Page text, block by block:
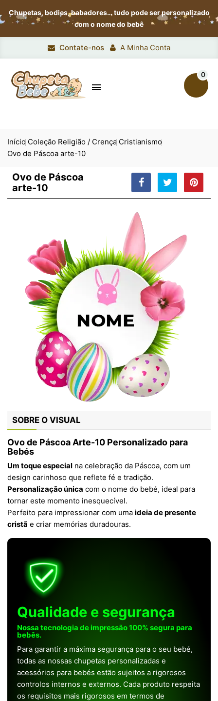
Chupetas, bodies, babadores…tudo pode ser personalizado
com o nome do bebê
Contate-nos A Minha Conta

0
Início Coleção Religião / Crença Cristianismo
Ovo de Páscoa arte-10
Ovo de Páscoa
arte-10
SOBRE O VISUAL
Ovo de Páscoa Arte-10 Personalizado para
Bebés
Um toque especial na celebração da Páscoa, com um
design carinhoso que reflete fé e tradição.
Personalização única com o nome do bebé, ideal para
tornar este momento inesquecível.
Perfeito para impressionar com uma ideia de presente
cristã e criar memórias duradouras.
Qualidade e segurança
Nossa tecnologia de impressão 100% segura para
bebês.
Para garantir a máxima segurança para o seu bebé,
todas as nossas chupetas personalizadas e
acessórios para bebés estão sujeitos a rigorosos
controlos internos e externos. Cada produto respeita
os requisitos mais rigorosos em termos de